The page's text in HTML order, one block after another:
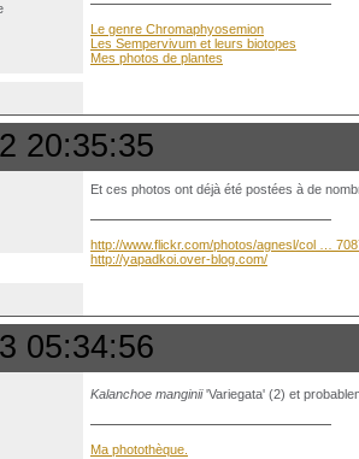
Le genre Chromaphyosemion
Les Sempervivum et leurs biotopes
Mes photos de plantes
20:35:35
Et ces photos ont déjà été postées à de
http://www.flickr.com/photos/agnesl/col …
http://yapadkoi.over-blog.com/
05:34:56
Kalanchoe manginii'Variegata' (2) et
Ma photothèque.